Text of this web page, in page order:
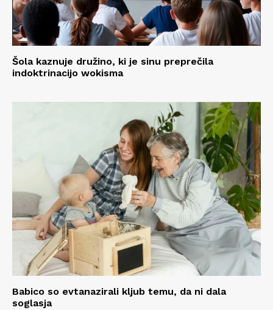
Šola kaznuje družino, ki je sinu preprečila
indoktrinacijo wokisma
Babico so evtanazirali kljub temu, da ni dala
soglasja